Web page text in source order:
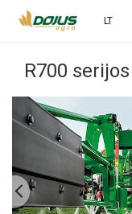
LT
R700